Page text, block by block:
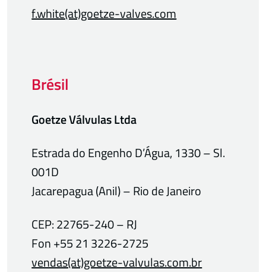
f.white(at)goetze-valves.com
Brésil
Goetze Válvulas Ltda
Estrada do Engenho D’Água, 1330 – Sl.
001D
Jacarepagua (Anil) – Rio de Janeiro
CEP: 22765-240 – RJ
Fon +55 21 3226-2725
vendas(at)goetze-valvulas.com.br